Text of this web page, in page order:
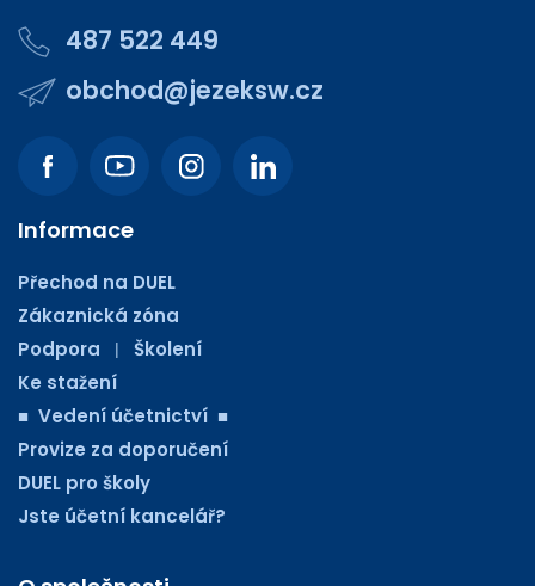
487 522 449
obchod@jezeksw.cz
Informace
Přechod na DUEL
Zákaznická zóna
Podpora
| Školení
Ke stažení
■ Vedení účetnictví ■
Provize za doporučení
DUEL pro školy
Jste účetní kancelář?